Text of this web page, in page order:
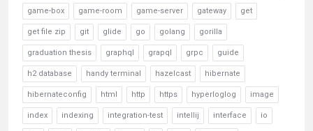
game-box game-room game-server gateway get
get file zip git glide go golang gorilla
graduation thesis graphql grapql grpc guide
h2 database handy terminal hazelcast hibernate
hibernateconfig html http https hyperloglog image
index indexing integration-test intellij interface io